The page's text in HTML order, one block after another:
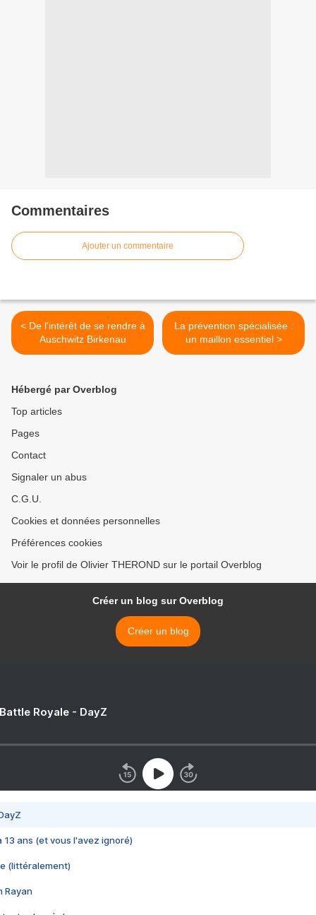
Commentaires
Ajouter un commentaire
< De l'intérêt de se rendre à
Auschwitz Birkenau
La prévention spécialisée :
un maillon essentiel >
Hébergé par Overblog
Top articles
Pages
Contact
Signaler un abus
C.G.U.
Cookies et données personnelles
Préférences cookies
Voir le profil de Olivier THEROND sur le portail Overblog
Créer un blog sur Overblog
Créer un blog
Royale - DayZ
13 ans (et vous l'avez ignoré)
(littéralement)
Rayan